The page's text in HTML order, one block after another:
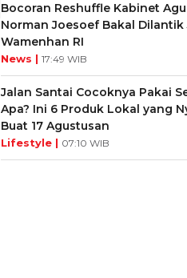
Bocoran Reshuffle Kabinet
Norman Joesoef Bakal Dilantik
Wamenhan RI
News | 17:49 WIB
Jalan Santai Cocoknya Pakai
Apa? Ini 6 Produk Lokal yang
Buat 17 Agustusan
Lifestyle | 07:10 WIB